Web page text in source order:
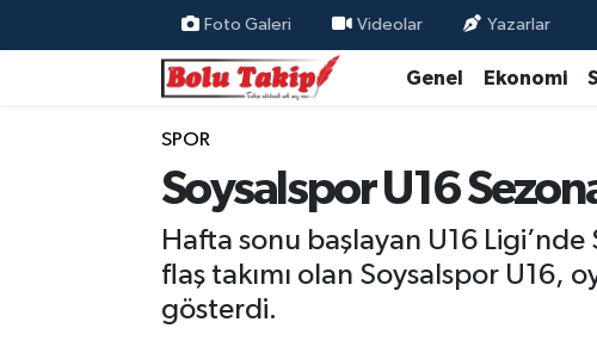
Foto Galeri Videolar Yazarlar
Genel Ekonomi
SPOR
Soysalspor U16
Hafta sonu başlayan U16 Ligi’nde
flaş takımı olan Soysalspor U16,
gösterdi.